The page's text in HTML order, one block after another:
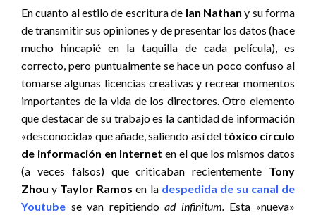
En cuanto al estilo de escritura de Ian Nathan y su forma
de transmitir sus opiniones y de presentar los datos (hace
mucho hincapié en la taquilla de cada película), es
correcto, pero puntualmente se hace un poco confuso al
tomarse algunas licencias creativas y recrear momentos
importantes de la vida de los directores. Otro elemento
que destacar de su trabajo es la cantidad de información
«desconocida» que añade, saliendo así del tóxico círculo
de información en Internet en el que los mismos datos
(a veces falsos) que criticaban recientemente Tony
Zhou y Taylor Ramosen la despedida de su canal de
Youtube se van repitiendoad infinitum. Esta «nueva»